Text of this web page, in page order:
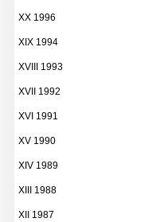
XX 1996
XIX 1994
XVIII 1993
XVII 1992
XVI 1991
XV 1990
XIV 1989
XIII 1988
XII 1987